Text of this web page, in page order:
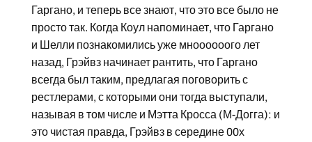
Гаргано, и теперь все знают, что это все было не
просто так. Когда Коул напоминает, что Гаргано
и Шелли познакомились уже мноооооого лет
назад, Грэйвз начинает рантить, что Гаргано
всегда был таким, предлагая поговорить с
рестлерами, с которыми они тогда выступали,
называя в том числе и Мэтта Кросса (М-Догга): и
это чистая правда, Грэйвз в середине 00х